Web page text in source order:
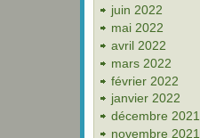
juin 2022
mai 2022
avril 2022
mars 2022
février 2022
janvier 2022
décembre 2021
novembre 2021